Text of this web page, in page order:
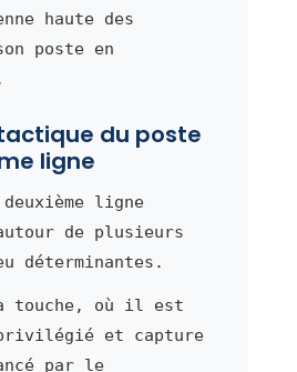
haute des
poste en
du poste
ligne
ligne
de plusieurs
déterminantes.
touche, où il est
et capture
par le